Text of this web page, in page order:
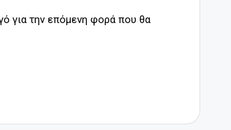
για την επόμενη φορά που θα